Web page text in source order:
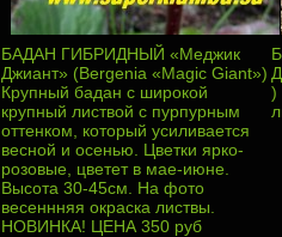
БАДАН ГИБРИДНЫЙ «Меджик
Джиант» (Bergenia «Magic Giant»)
Крупный бадан с широкой
крупный листвой с пурпурным
оттенком, который усиливается
весной и осенью. Цветки ярко-
розовые, цветет в мае-июне.
Высота 30-45см. На фото
весеннняя окраска листвы.
НОВИНКА! ЦЕНА 350 руб
)